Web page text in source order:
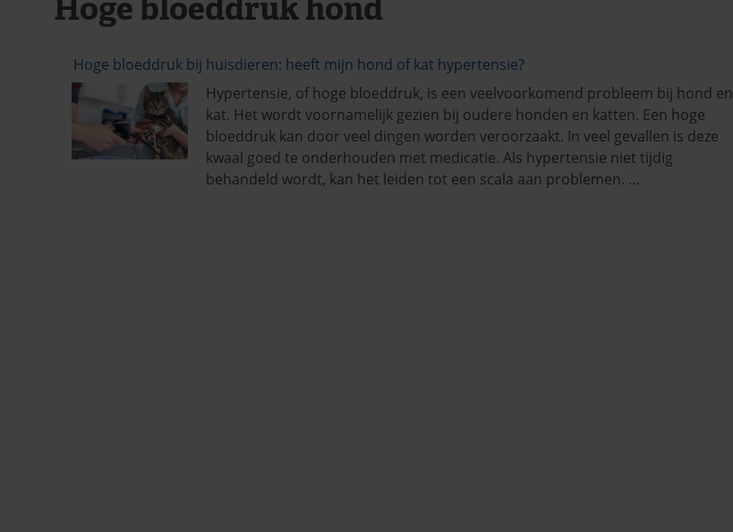
Hoge bloeddruk bij huisdieren: heeft mijn hond of kat hypertensie?
Hypertensie, of hoge bloeddruk, is een veelvoorkomend probleem bij hond en
kat. Het wordt voornamelijk gezien bij oudere honden en katten. Een hoge
bloeddruk kan door veel dingen worden veroorzaakt. In veel gevallen is deze
kwaal goed te onderhouden met medicatie. Als hypertensie niet tijdig
behandeld wordt, kan het leiden tot een scala aan problemen. …